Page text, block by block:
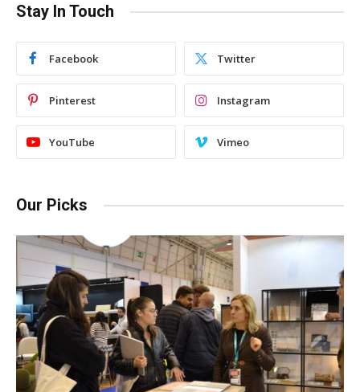
Stay In Touch
Facebook Twitter
Pinterest Instagram
YouTube Vimeo
Our Picks